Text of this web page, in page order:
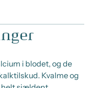
i blodet, og de
Kvalme og